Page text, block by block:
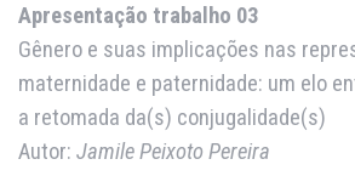
Apresentação trabalho 03
Gênero e suas implicações nas
maternidade e paternidade: um elo
a retomada da(s) conjugalidade(s)
Autor: Jamile Peixoto Pereira